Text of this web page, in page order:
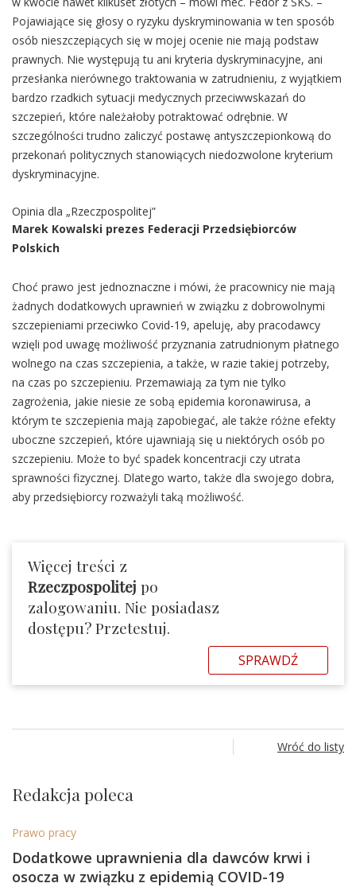
Pojawiające się głosy o ryzyku dyskryminowania w ten sposób
osób nieszczepiących się w mojej ocenie nie mają podstaw
prawnych. Nie występują tu ani kryteria dyskryminacyjne, ani
przesłanka nierównego traktowania w zatrudnieniu, z wyjątkiem
bardzo rzadkich sytuacji medycznych przeciwwskazań do
szczepień, które należałoby potraktować odrębnie. W
szczególności trudno zaliczyć postawę antyszczepionkową do
przekonań politycznych stanowiących niedozwolone kryterium
dyskryminacyjne.
Opinia dla „Rzeczpospolitej”
Marek Kowalski prezes Federacji Przedsiębiorców
Polskich
Choć prawo jest jednoznaczne i mówi, że pracownicy nie mają
żadnych dodatkowych uprawnień w związku z dobrowolnymi
szczepieniami przeciwko Covid-19, apeluję, aby pracodawcy
wzięli pod uwagę możliwość przyznania zatrudnionym płatnego
wolnego na czas szczepienia, a także, w razie takiej potrzeby,
na czas po szczepieniu. Przemawiają za tym nie tylko
zagrożenia, jakie niesie ze sobą epidemia koronawirusa, a
którym te szczepienia mają zapobiegać, ale także różne efekty
uboczne szczepień, które ujawniają się u niektórych osób po
szczepieniu. Może to być spadek koncentracji czy utrata
sprawności fizycznej. Dlatego warto, także dla swojego dobra,
aby przedsiębiorcy rozważyli taką możliwość.
Więcej treści z
Rzeczpospolitej po
zalogowaniu. Nie posiadasz
dostępu? Przetestuj.
SPRAWDŹ
Wróć do listy
Redakcja poleca
Prawo pracy
Dodatkowe uprawnienia dla dawców krwi i
osocza w związku z epidemią COVID-19